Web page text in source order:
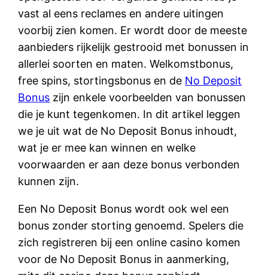
vast al eens reclames en andere uitingen
voorbij zien komen. Er wordt door de meeste
aanbieders rijkelijk gestrooid met bonussen in
allerlei soorten en maten. Welkomstbonus,
free spins, stortingsbonus en de No Deposit
Bonus zijn enkele voorbeelden van bonussen
die je kunt tegenkomen. In dit artikel leggen
we je uit wat de No Deposit Bonus inhoudt,
wat je er mee kan winnen en welke
voorwaarden er aan deze bonus verbonden
kunnen zijn.
Een No Deposit Bonus wordt ook wel een
bonus zonder storting genoemd. Spelers die
zich registreren bij een online casino komen
voor de No Deposit Bonus in aanmerking,